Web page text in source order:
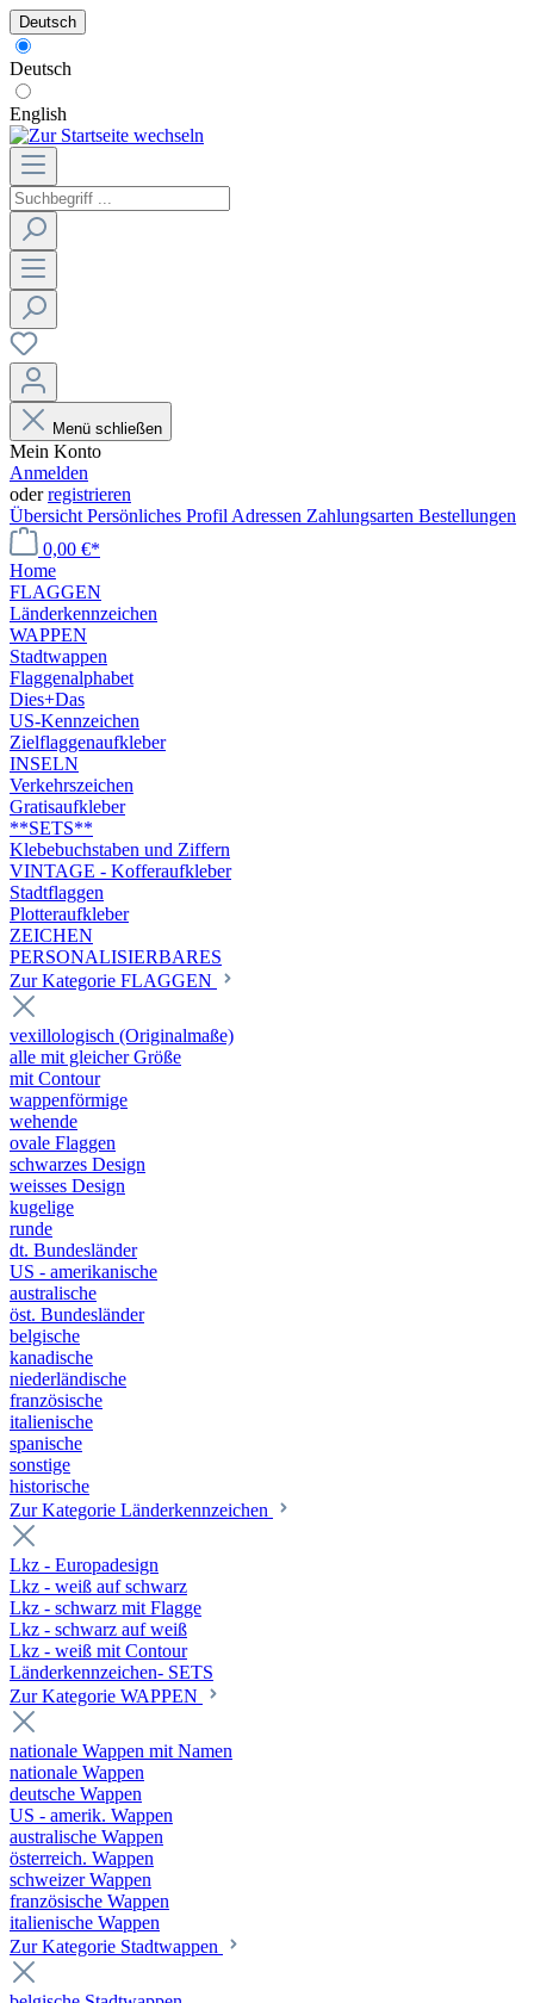
Deutsch
Deutsch
English
Menü schließen
Mein Konto
Anmelden
oderregistrieren
Übersicht Persönliches Profil Adressen Zahlungsarten Bestellungen
0,00 €*
Home
FLAGGEN
Länderkennzeichen
WAPPEN
Stadtwappen
Flaggenalphabet
Dies+Das
US-Kennzeichen
Zielflaggenaufkleber
INSELN
Verkehrszeichen
Gratisaufkleber
**SETS**
Klebebuchstaben und Ziffern
VINTAGE - Kofferaufkleber
Stadtflaggen
Plotteraufkleber
ZEICHEN
PERSONALISIERBARES
Zur Kategorie FLAGGEN
vexillologisch (Originalmaße)
alle mit gleicher Größe
mit Contour
wappenförmige
wehende
ovale Flaggen
schwarzes Design
weisses Design
kugelige
runde
dt. Bundesländer
US - amerikanische
australische
öst. Bundesländer
belgische
kanadische
niederländische
französische
italienische
spanische
sonstige
historische
Zur Kategorie Länderkennzeichen
Lkz - Europadesign
Lkz - weiß auf schwarz
Lkz - schwarz mit Flagge
Lkz - schwarz auf weiß
Lkz - weiß mit Contour
Länderkennzeichen- SETS
Zur Kategorie WAPPEN
nationale Wappen mit Namen
nationale Wappen
deutsche Wappen
US - amerik. Wappen
australische Wappen
österreich. Wappen
schweizer Wappen
französische Wappen
italienische Wappen
Zur Kategorie Stadtwappen